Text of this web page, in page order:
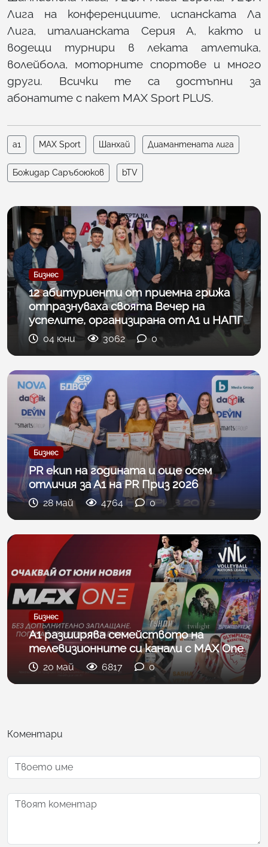
Лига на конференциите, испанската Ла
Лига, италианската Серия А, както и
водещи турнири в леката атлетика,
волейбола, моторните спортове и много
други. Всички те са достъпни за
абонатите с пакет MAX Sport PLUS.
а1 MAX Sport Шанхай Диамантената лига
Божидар Саръбоюков bTV
Бизнес
12 абитуриенти от приемна грижа
отпразнуваха своята Вечер на
успелите, организирана от А1 и НАПГ
04 юни 3062 0
Бизнес
PR екип на годината и още осем
отличия за А1 на PR Приз 2026
28 май 4764 0
Бизнес
А1 разширява семейството на
телевизионните си канали с MAX One
20 май 6817 0
Коментари